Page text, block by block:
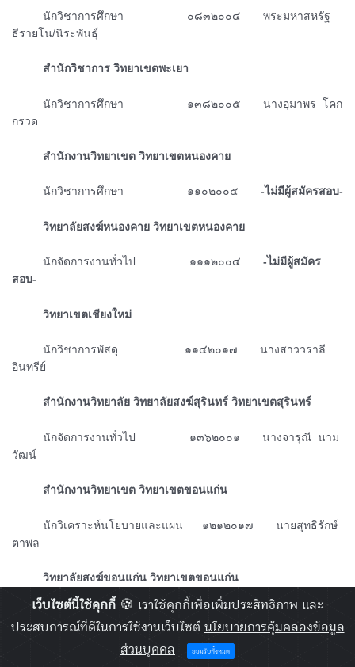
ᅠᅠᅠนักวิชาการศึกษา ๐๘๓๒๐๐๔ พระมหาสหรัฐ
ธีรายโน/นิระพันธุ์
ᅠᅠᅠสำนักวิชาการ วิทยาเขตพะเยา
ᅠᅠᅠนักวิชาการศึกษา ๑๓๘๒๐๐๕ นางอุมาพร โคก
กรวด
ᅠᅠᅠสำนักงานวิทยาเขต วิทยาเขตหนองคาย
ᅠᅠᅠนักวิชาการศึกษา ๑๑๐๒๐๐๕ -ไม่มีผู้สมัครสอบ-
ᅠᅠᅠวิทยาลัยสงฆ์หนองคาย วิทยาเขตหนองคาย
ᅠᅠᅠนักจัดการงานทั่วไป ๑๑๑๒๐๐๔ -ไม่มีผู้สมัคร
สอบ-
ᅠᅠᅠวิทยาเขตเชียงใหม่
ᅠᅠᅠนักวิชาการพัสดุ ๑๑๔๒๐๑๗ นางสาววราลี
อินทรีย์
ᅠᅠᅠสำนักงานวิทยาลัย วิทยาลัยสงฆ์สุรินทร์ วิทยาเขตสุรินทร์
ᅠᅠᅠนักจัดการงานทั่วไป ๑๓๖๒๐๐๑ นางจารุณี นาม
วัฒน์
ᅠᅠᅠสำนักงานวิทยาเขต วิทยาเขตขอนแก่น
ᅠᅠᅠนักวิเคราะห์นโยบายและแผน ๑๒๑๒๐๑๗ นายสุทธิรักษ์
ตาพล
ᅠᅠᅠวิทยาลัยสงฆ์ขอนแก่น วิทยาเขตขอนแก่น
ᅠᅠᅠนักวิชาการศึกษา ๑๒๓๒๐๐๓ นายนพดล สีทอง
ᅠᅠᅠสำนักวิชาการ วิทยาเขตบาฬีศึกษาพุทธโฆส นครปฐม
เว็บไซต์นี้ใช้คุกกี้ 🍪 เราใช้คุกกี้เพื่อเพิ่มประสิทธิภาพ และ
ประสบการณ์ที่ดีในการใช้งานเว็บไซต์ นโยบายการคุ้มคลองข้อมูล
ส่วนบุคคล
ยอมรับทั้งหมด